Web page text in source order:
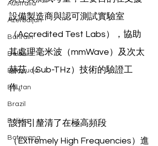
Australia
Azerbaijan
Bahrain
Belarus
Bermuda
Bhutan
Brazil
Bolivia
Botswana
設備製造商與認可測試實驗室
（Accredited Test Labs），協助
其處理毫米波（mmWave）及次太
赫茲（Sub-THz）技術的驗證工
作。
該指引釐清了在極高頻段
（Extremely High Frequencies）進